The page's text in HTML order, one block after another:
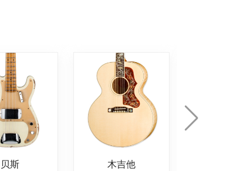
贝斯 木吉他